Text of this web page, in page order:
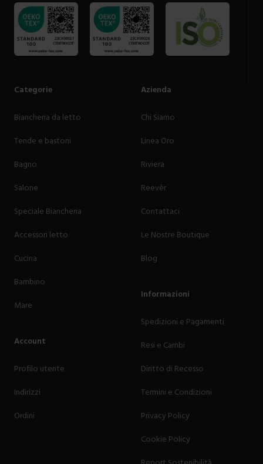
Categorie
Biancheria da letto
Tende e bastoni
Bagno
Salone
Speciale Biancheria
Accessori letto
Cucina
Bambino
Mare
Account
Profilo utente
Indirizzi
Ordini
Azienda
Chi Siamo
Linea Oro
Riviera
Reevèr
Contattaci
Le Nostre Boutique
Blog
Informazioni
Spedizioni e Pagamenti
Resi e Cambi
Diritto di Recesso
Termini e Condizioni
Privacy Policy
Cookie Policy